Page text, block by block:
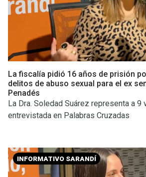
La fiscalía pidió 16 años de prisión
delitos de abuso sexual para el ex
Penadés
La Dra. Soledad Suárez representa a 9
entrevistada en Palabras Cruzadas
INFORMATIVO SARANDÍ